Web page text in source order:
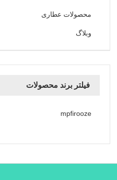
محصولات عطاری
وبلاگ
فیلتر برند محصولات
mpfirooze